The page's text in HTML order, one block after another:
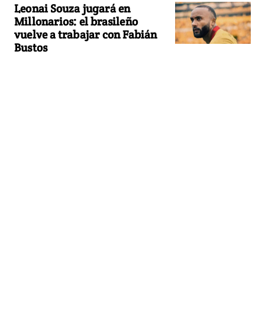
Leonai Souza jugará en
Millonarios: el brasileño
vuelve a trabajar con Fabián
Bustos